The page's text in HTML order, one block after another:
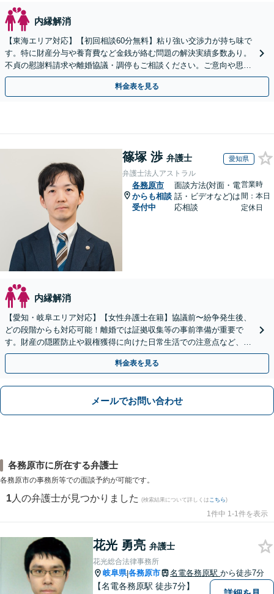
内縁解消
【東海エリア対応】【初回相談60分無料】粘り強い交渉力が持ち味で
す。特に財産分与や養育費など金銭が絡む問題の解決実績多数あり。
不貞の慰謝料請求や離婚協議・調停もご相談ください。ご意向や思い
に寄り添いながら最善の解決を目指します／土日祝相談可
料金表を見る
篠塚 渉 弁護士 愛知県
弁護士法人アストラル
各務原市
からも相談
受付中
面談方法(対面・電
話・ビデオなど)は
応相談
営業時
間：本日
定休日
内縁解消
【愛知・岐阜エリア対応】【女性弁護士在籍】協議前〜紛争発生後、
どの段階からも対応可能！離婚では証拠収集等の事前準備が重要で
す。財産の隠匿防止や親権獲得に向けた日常生活での注意点など、フ
ェーズに応じたアドバイスを提供します【子連れの相談OK】
料金表を見る
メールでお問い合わせ
各務原市に所在する弁護士
各務原市の事務所等での面談予約が可能です。
1 人の弁護士が見つかりました (検索結果について詳しくは こちら)
1件中 1-1件を表示
花光 勇亮 弁護士
花光総合法律事務所
岐阜県|各務原市 名電各務原駅 から徒歩7分
【名電各務原駅 徒歩7分】